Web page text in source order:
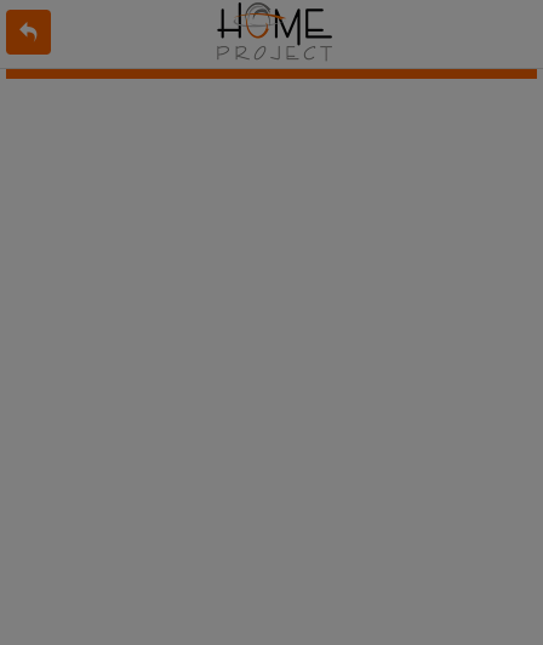
L'offre 7952154 n'existe pas ou n'est plus en ligne